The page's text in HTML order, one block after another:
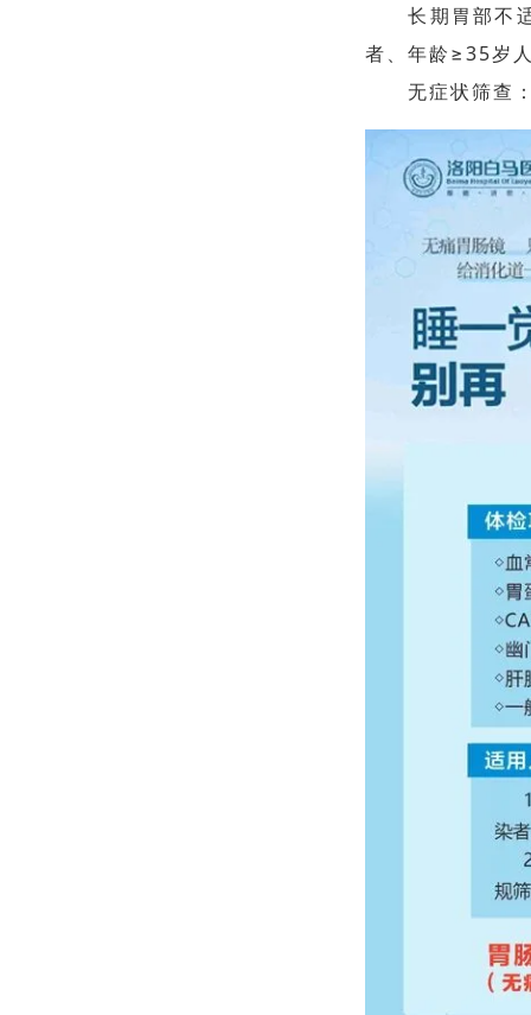
长期胃部不
者、年龄≥35岁
无症状筛查